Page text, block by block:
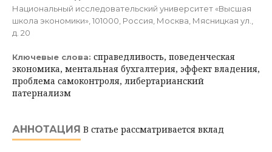
Национальный исследовательский университет «Высшая
школа экономики», 101000, Россия, Москва, Мясницкая ул.,
д. 20
Ключевые слова: справедливость, поведенческая
экономика, ментальная бухгалтерия, эффект владения,
проблема самоконтроля, либертарианский
патернализм
АННОТАЦИЯ В статье рассматривается вклад